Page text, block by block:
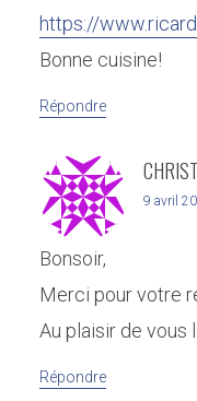
https://
Bonne cuisine!
Répondre
9 avril
Bonsoir,
Merci pour votre
Au plaisir de vous
Répondre